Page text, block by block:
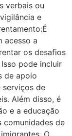
verbais ou
e
acesso a
os desafios
pode incluir
de apoio
serviços de
Além disso, é
e a educação
comunidades de